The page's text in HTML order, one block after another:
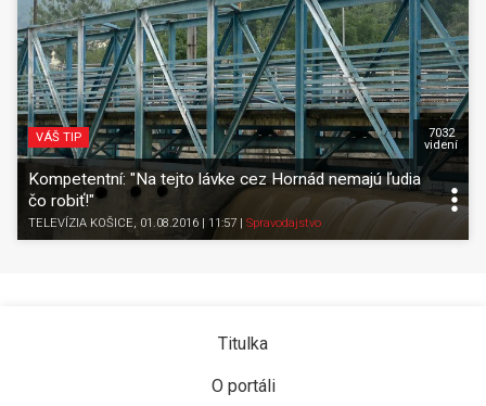
VÁŠ TIP
Kompetentní: "Na tejto lávke cez Hornád nemajú ľudia
čo robiť!"
TELEVÍZIA KOŠICE, 01.08.2016 | 11:57 Spravodajstvo
7032
videní
Titulka
O portáli